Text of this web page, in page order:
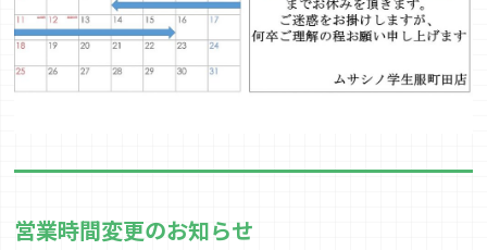
営業時間変更のお知らせ